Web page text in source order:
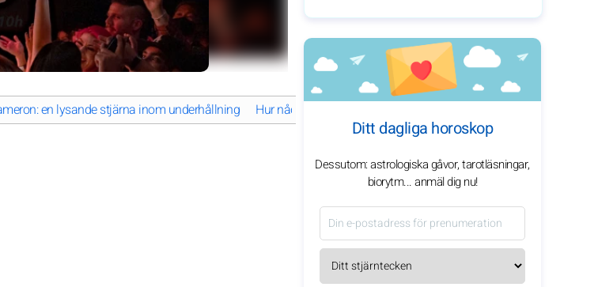
en lysande stjärna inom underhållning Hur nådde Dove Cameron stjärnstatus?
Ditt dagliga horoskop
Dessutom: astrologiska gåvor, tarotläsningar,
biorytm... anmäl dig nu!